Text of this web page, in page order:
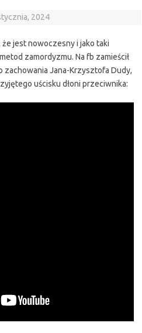
2024
jest nowoczesny i jako taki
zamordyzmu. Na fb zamieścił
Jana-Krzysztofa Dudy,
uścisku dłoni przeciwnika: